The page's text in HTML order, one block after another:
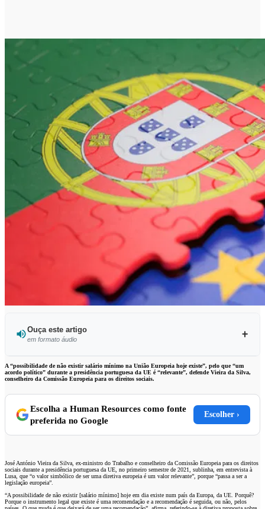
Ouça este artigo
em formato áudio
Ouvir este artigo
A “possibilidade de não existir salário mínimo na União Europeia hoje existe”, pelo que “um
acordo político” durante a presidência portuguesa da UE é “relevante”, defende Vieira da Silva,
conselheiro da Comissão Europeia para os direitos sociais.
Escolha a Human Resources como fonte
preferida no Google
Escolher ›
José António Vieira da Silva, ex-ministro do Trabalho e conselheiro da Comissão Europeia para os direitos
sociais durante a presidência portuguesa da UE, no primeiro semestre de 2021, sublinha, em entrevista à
Lusa, que “o valor simbólico de ser uma diretiva europeia é um valor relevante”, porque “passa a ser a
legislação europeia”.
“A possibilidade de não existir [salário mínimo] hoje em dia existe num país da Europa, da UE. Porquê?
Porque o instrumento legal que existe é uma recomendação e a recomendação é seguida, ou não, pelos